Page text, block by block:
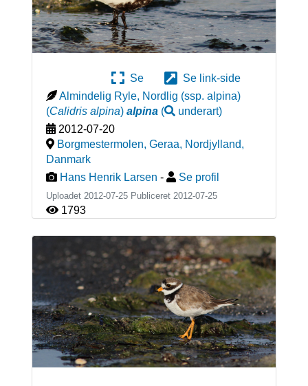
Se
Se link-side
Almindelig Ryle, Nordlig (ssp. alpina)
(Calidris alpina) alpina( underart)
2012-07-20
Borgmestermolen, Geraa, Nordjylland,
Danmark
Hans Henrik Larsen - Se profil
Uploadet 2012-07-25 Publiceret 2012-07-25
1793